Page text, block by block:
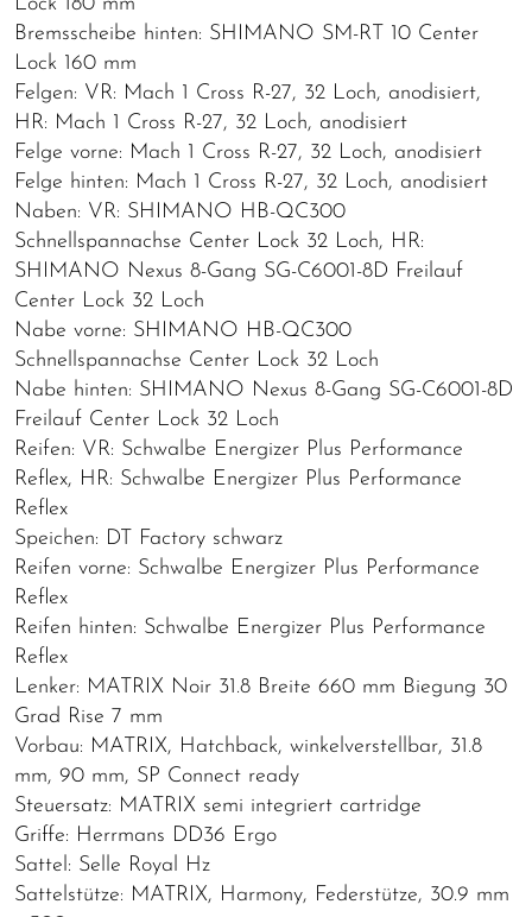
Bremsscheibe hinten: SHIMANO SM-RT 10 Center
Lock 160 mm
Felgen: VR: Mach 1 Cross R-27, 32 Loch, anodisiert,
HR: Mach 1 Cross R-27, 32 Loch, anodisiert
Felge vorne: Mach 1 Cross R-27, 32 Loch, anodisiert
Felge hinten: Mach 1 Cross R-27, 32 Loch, anodisiert
Naben: VR: SHIMANO HB-QC300
Schnellspannachse Center Lock 32 Loch, HR:
SHIMANO Nexus 8-Gang SG-C6001-8D Freilauf
Center Lock 32 Loch
Nabe vorne: SHIMANO HB-QC300
Schnellspannachse Center Lock 32 Loch
Nabe hinten: SHIMANO Nexus 8-Gang SG-C6001-8D
Freilauf Center Lock 32 Loch
Reifen: VR: Schwalbe Energizer Plus Performance
Reflex, HR: Schwalbe Energizer Plus Performance
Reflex
Speichen: DT Factory schwarz
Reifen vorne: Schwalbe Energizer Plus Performance
Reflex
Reifen hinten: Schwalbe Energizer Plus Performance
Reflex
Lenker: MATRIX Noir 31.8 Breite 660 mm Biegung 30
Grad Rise 7 mm
Vorbau: MATRIX, Hatchback, winkelverstellbar, 31.8
mm, 90 mm, SP Connect ready
Steuersatz: MATRIX semi integriert cartridge
Griffe: Herrmans DD36 Ergo
Sattel: Selle Royal Hz
Sattelstütze: MATRIX, Harmony, Federstütze, 30.9 mm